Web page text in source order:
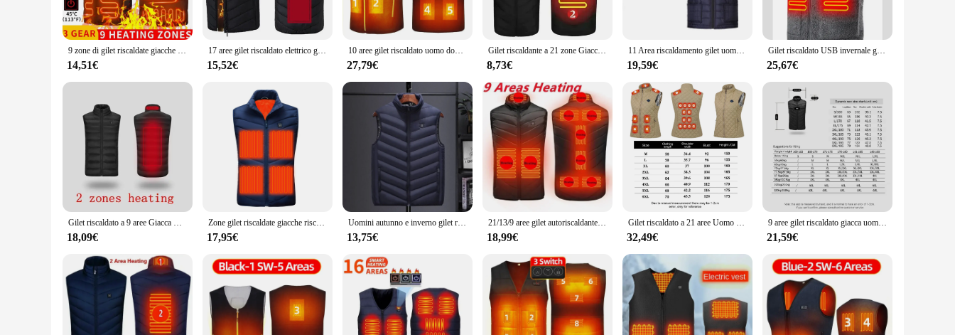
**Optimized for Efficiency and Convenience**
The gilet's performance is enhanced by its ability to retain heat, ensuring that you stay warm even in cooler climates. The heating element is strategically placed to provide focused warmth, making it
an ideal companion for winter sports, hiking, or simply enjoying a brisk walk in the park. The adjustable straps ensure a snug fit, preventing the gilet from shifting during movement, while the
lightweight construction allows for easy layering under jackets or sweaters.
**Adaptable and Accessible for Everyone**
vendors and suppliers, it's designed to cater to a wide range of sizes and styles. This gilet is not just a piece of clothing; it's a solution for those who seek comfort and functionality without
compromising on style. With its versatile design and practical features, it's a must-have for anyone looking to stay warm and stylish in the great outdoors.
9 zone di gilet riscaldate giacche riscaldate elettriche uomo donna abbigliamento sportivo cappotto riscaldato cappotto termico in grafene giacca riscaldante USB per il campeggio
14,51€
17 aree gilet riscaldato elettrico gilet riscaldante Usb giacca riscaldata uomo donna scaldino riscaldato Usb gilet termico interno Veste Chauffante
15,52€
10 aree gilet riscaldato uomo donna Usb gilet autoriscaldante elettrico gilet riscaldante giacca riscaldata vestiti riscaldati termici lavabili
27,79€
Gilet riscaldante a 21 zone Giacca termica a infrarossi USB da uomo Abbigliamento riscaldante intelligente Nuovo cappotto invernale senza maniche spesso a prova di freddo Escursionismo
8,73€
11 Area riscaldamento gilet uomo/donna Casual scollo a v USB gilet riscaldato controllo intelligente temperatura riscaldamento giacca cappotto di cotone caccia invernale
19,59€
Gilet riscaldato USB invernale gilet autoriscaldante a temperatura regolabile a 3 velocità giacca riscaldante senza maniche lavabile per Sport all'aria aperta
25,67€
Gilet riscaldato a 9 aree Giacca USB da uomo invernale Gilet termico riscaldato elettricamente per caccia Escursionismo Giacca da caccia calda
18,09€
Zone gilet riscaldate giacche riscaldate elettriche lavabili uomo donna abbigliamento sportivo cappotto riscaldato cappotto termico in grafene giacca riscaldante USB
17,95€
Uomini autunno e inverno gilet riscaldato di alta qualità zone giacche riscaldate elettriche uomo cappotto termico in grafene giacca imbottita riscaldante USB
13,75€
21/13/9 aree gilet autoriscaldante giacca riscaldata invernale uomo donna giacca riscaldata gilet riscaldante tattico cappotto scaldino del corpo con guanti
18,99€
Gilet riscaldato a 21 aree Uomo Donna Giacca riscaldata Gilet invernale riscaldato USB Gilet termico autoriscaldante Piumino riscaldato Gilet caldo
32,49€
9 aree gilet riscaldato giacca uomo donna gilet termico cerniera gilet autoriscaldante giacca riscaldata elettrica USB per la caccia all'aperto
21,59€